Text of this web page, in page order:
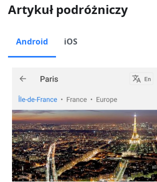
Artykuł podróżniczy
Android iOS